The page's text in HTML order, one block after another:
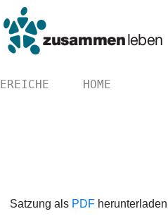
HOME
Satzung als PDF herunterladen